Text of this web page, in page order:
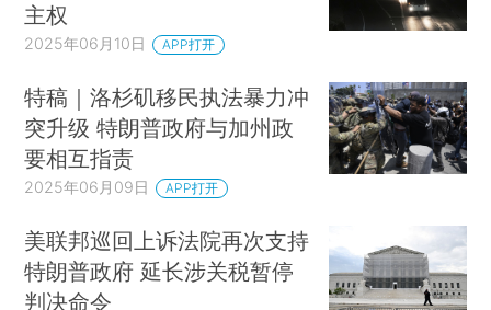
主权
2025年06月10日 APP打开
特稿｜洛杉矶移民执法暴力冲
突升级 特朗普政府与加州政
要相互指责
2025年06月09日 APP打开
美联邦巡回上诉法院再次支持
特朗普政府 延长涉关税暂停
判决命令